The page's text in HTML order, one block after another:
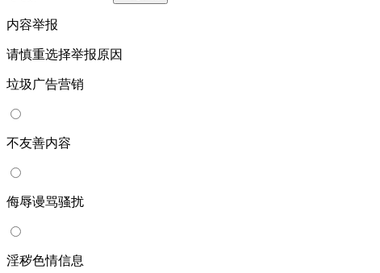
内容举报
请慎重选择举报原因
垃圾广告营销
不友善内容
侮辱谩骂骚扰
淫秽色情信息